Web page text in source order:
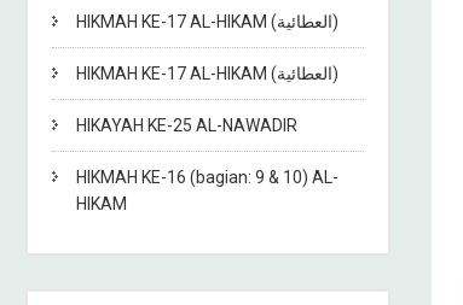
HIKMAH KE-17 AL-HIKAM (العطائية)
HIKMAH KE-17 AL-HIKAM (العطائية)
HIKAYAH KE-25 AL-NAWADIR
HIKMAH KE-16 (bagian: 9 & 10) AL-
HIKAM